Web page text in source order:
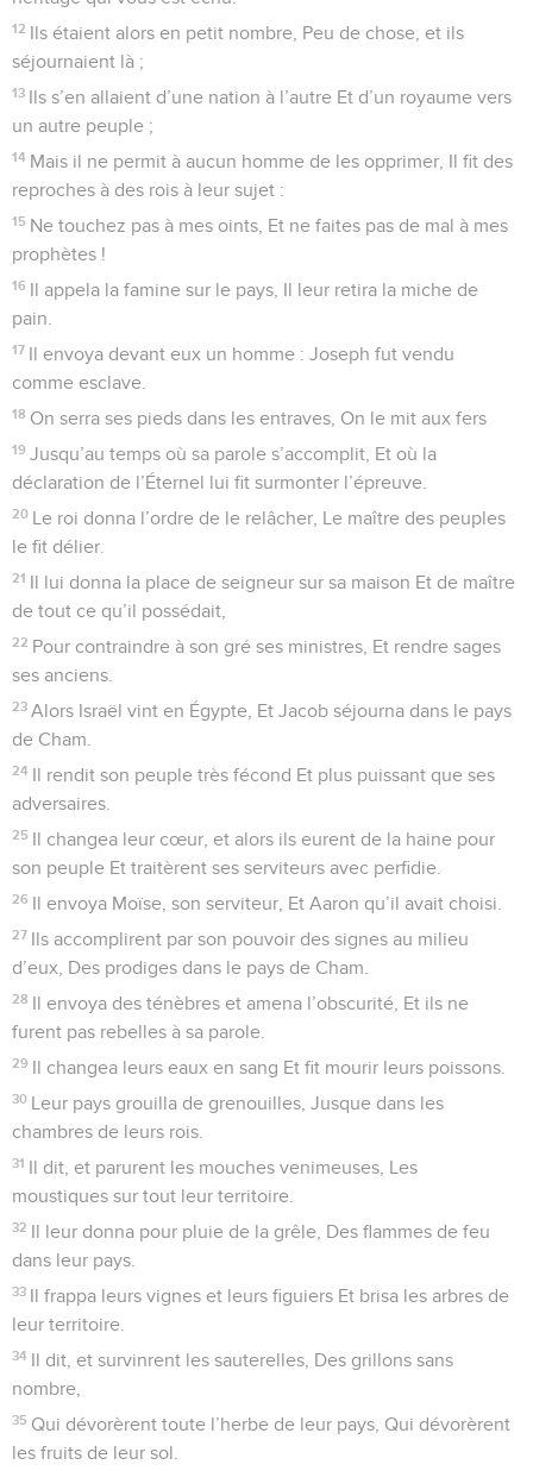
Afin que j’arrête ma vue sur le bonheur de tes élus, Que je
des fautes, des méchancetés,
se rappelèrent pas La multitude de tes actes bienveillants, Ils
furent rebelles près de la mer, près de la mer des Joncs.
Mais il les sauva à cause de son nom, Pour faire connaître
sa puissance.
Il menaça la mer des Joncs, elle se dessécha ; Et il les fit
Il les sauva de la main de celui qui les haïssait, Il les
racheta de la main de l’ennemi.
11
Les eaux couvrirent leurs adversaires : Il n’en resta pas un
seul.
12
Mais ils se hâtèrent d’oublier ses œuvres, Ils n’attendirent
pas (l’exécution de) son dessein.
Dans le désert, ils furent remplis de convoitise, Ils
Il leur accorda ce qu’ils demandaient ; Puis il envoya le
Dans le camp, ils furent jaloux de Moïse Et d’Aaron, le
La terre s’ouvrit et engloutit Datan, Elle recouvrit la troupe
d’Abiram ;
Le feu consuma leur troupe, La flamme embrasa les
méchants.
19
Ils firent un veau en Horeb, Ils se prosternèrent devant du
métal fondu,
20
Ils changèrent leur gloire En la figure d’un bœuf qui
mange de l’herbe.
21 Ils oublièrent Dieu, leur Sauveur, Qui avait fait de grandes
choses en Égypte,
22
Des miracles dans le pays de Cham, Des œuvres
redoutables sur la mer des Joncs.
23 Il parla de les détruire, Sauf Moïse, son élu, Qui se tint sur
la brèche devant lui, Pour détourner sa fureur et l’empêcher
de les exterminer.
24 Ils méprisèrent un pays enviable ; Ils ne crurent pas à la
parole de l’Éternel,
25 Ils murmurèrent dans leurs tentes, Ils n’obéirent pas à la
voix de l’Éternel.
26 Et il leva la main contre eux Pour les faire tomber dans le